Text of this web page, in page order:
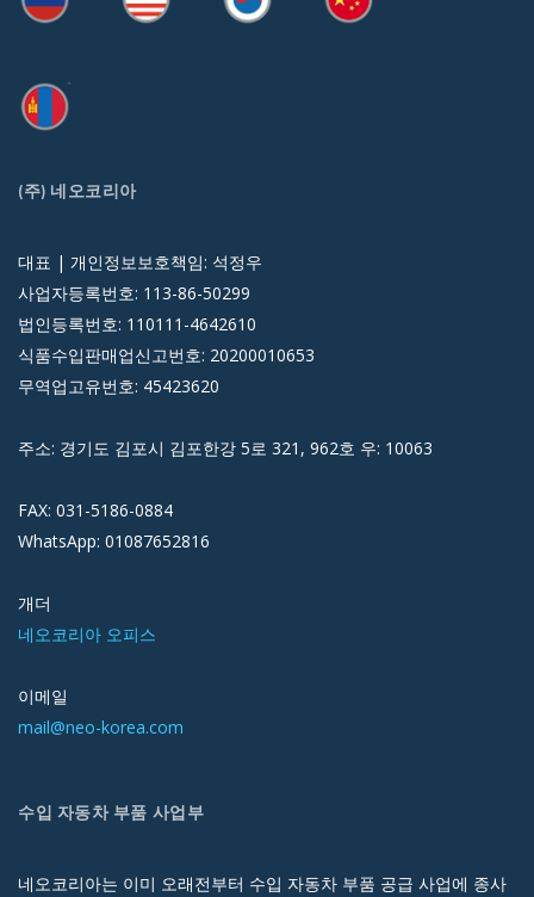
(주) 네오코리아
대표 | 개인정보보호책임: 석정우
사업자등록번호: 113-86-50299
법인등록번호: 110111-4642610
식품수입판매업신고번호: 20200010653
무역업고유번호: 45423620
주소: 경기도 김포시 김포한강 5로 321, 962호 우: 10063
FAX: 031-5186-0884
WhatsApp: 01087652816
개더
네오코리아 오피스
이메일
mail@neo-korea.com
수입 자동차 부품 사업부
네오코리아는 이미 오래전부터 수입 자동차 부품 공급 사업에 종사